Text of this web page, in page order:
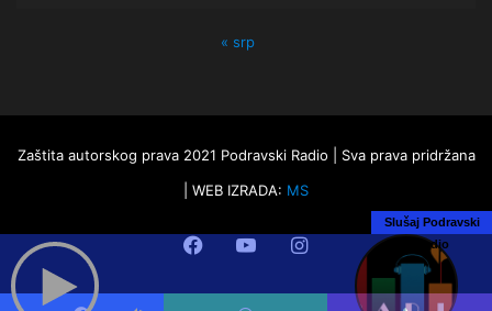
« srp
Zaštita autorskog prava 2021 Podravski Radio | Sva prava pridržana
| WEB IZRADA: MS
FacebookYouTubeInstagram
Slušaj Podravski
Radio